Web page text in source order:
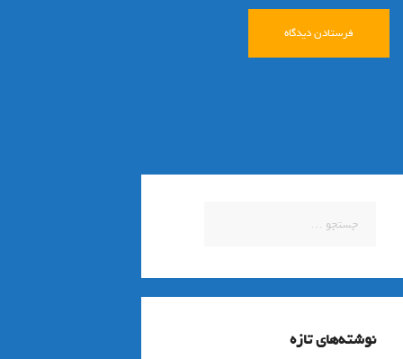
برای:
نوشته‌های تازه